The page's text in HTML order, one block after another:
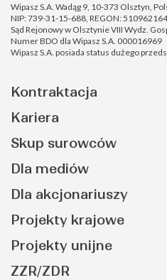
Wipasz S.A. Wadąg 9, 10-373 Olsztyn,
NIP: 739-31-15-688, REGON:
Sąd Rejonowy w Olsztynie VIII Wydz.
Numer BDO dla Wipasz S.A. 000016969
Wipasz S.A. posiada status dużego
Kontraktacja
Kariera
Skup surowców
Dla mediów
Dla akcjonariuszy
Projekty krajowe
Projekty unijne
ZZR/ZDR